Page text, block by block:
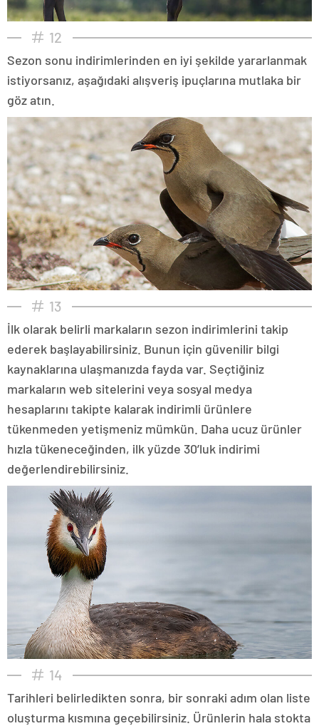
12
Sezon sonu indirimlerinden en iyi şekilde yararlanmak
istiyorsanız, aşağıdaki alışveriş ipuçlarına mutlaka bir
göz atın.
13
İlk olarak belirli markaların sezon indirimlerini takip
ederek başlayabilirsiniz. Bunun için güvenilir bilgi
kaynaklarına ulaşmanızda fayda var. Seçtiğiniz
markaların web sitelerini veya sosyal medya
hesaplarını takipte kalarak indirimli ürünlere
tükenmeden yetişmeniz mümkün. Daha ucuz ürünler
hızla tükeneceğinden, ilk yüzde 30’luk indirimi
değerlendirebilirsiniz.
14
Tarihleri belirledikten sonra, bir sonraki adım olan liste
oluşturma kısmına geçebilirsiniz. Ürünlerin hala stokta